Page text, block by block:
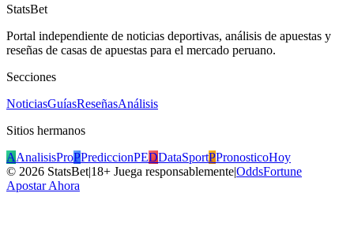
StatsBet
Portal independiente de noticias deportivas, análisis de apuestas y
reseñas de casas de apuestas para el mercado peruano.
Secciones
NoticiasGuíasReseñasAnálisis
Sitios hermanos
AAnalisisProPPrediccionPEDDataSportPPronosticoHoy
© 2026 StatsBet|18+ Juega responsablemente|OddsFortune
Apostar Ahora